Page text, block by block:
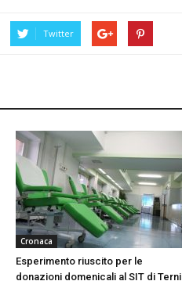
Twitter
Cronaca
Esperimento riuscito per le
donazioni domenicali al SIT di Terni